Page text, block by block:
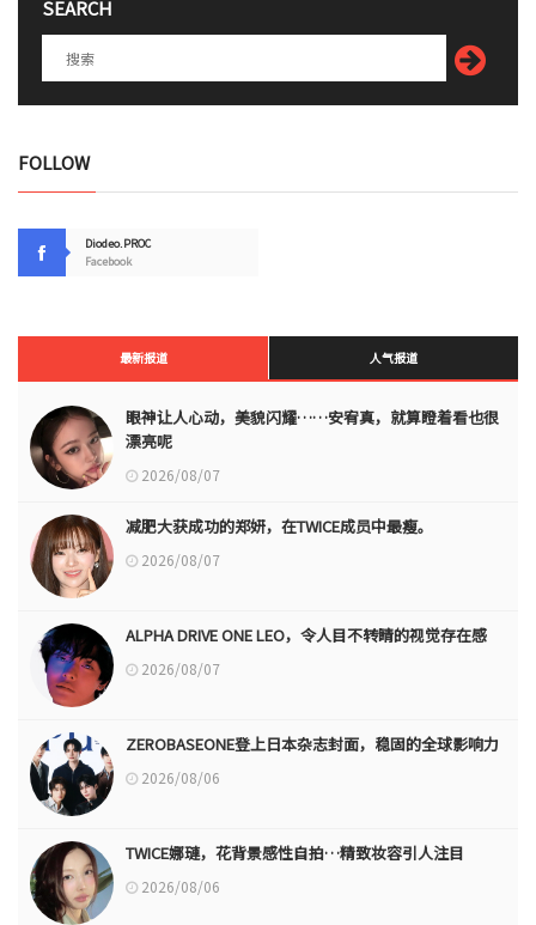
SEARCH
FOLLOW
Diodeo.PROC
Facebook
最新报道 人气报道
眼神让人心动，美貌闪耀……安宥真，就算瞪着看也很
漂亮呢
2026/08/07
减肥大获成功的郑妍，在TWICE成员中最瘦。
2026/08/07
ALPHA DRIVE ONE LEO，令人目不转睛的视觉存在感
2026/08/07
ZEROBASEONE登上日本杂志封面，稳固的全球影响力
2026/08/06
TWICE娜璉，花背景感性自拍…精致妆容引人注目
2026/08/06